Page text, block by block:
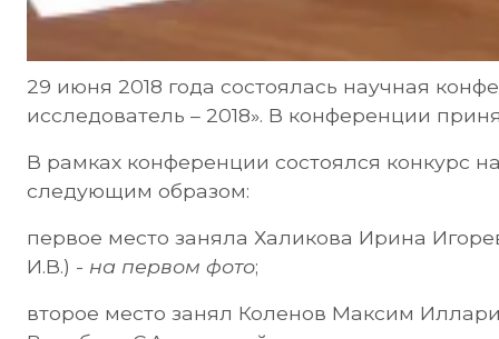
29 июня 2018 года состоялась научная
исследователь – 2018». В конференции
В рамках конференции состоялся конкурс
следующим образом:
первое место заняла Халикова Ирина
И.В.) - на первом фото;
второе место занял Коленов Максим